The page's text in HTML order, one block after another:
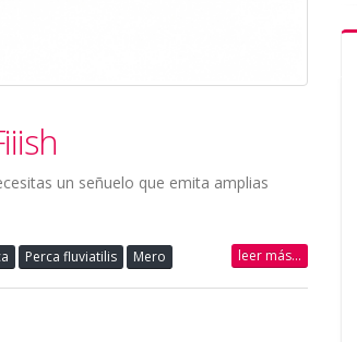
un señuelo que emita amplias
Perca fluviatilis Mero leer más...